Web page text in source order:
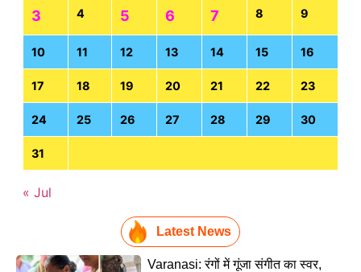
3 4 5 6 7 8 9
10 11 12 13 14 15 16
17 18 19 20 21 22 23
24 25 26 27 28 29 30
31
« Jul
Latest News
Varanasi: रंगों में गूंजा संगीत का स्वर,